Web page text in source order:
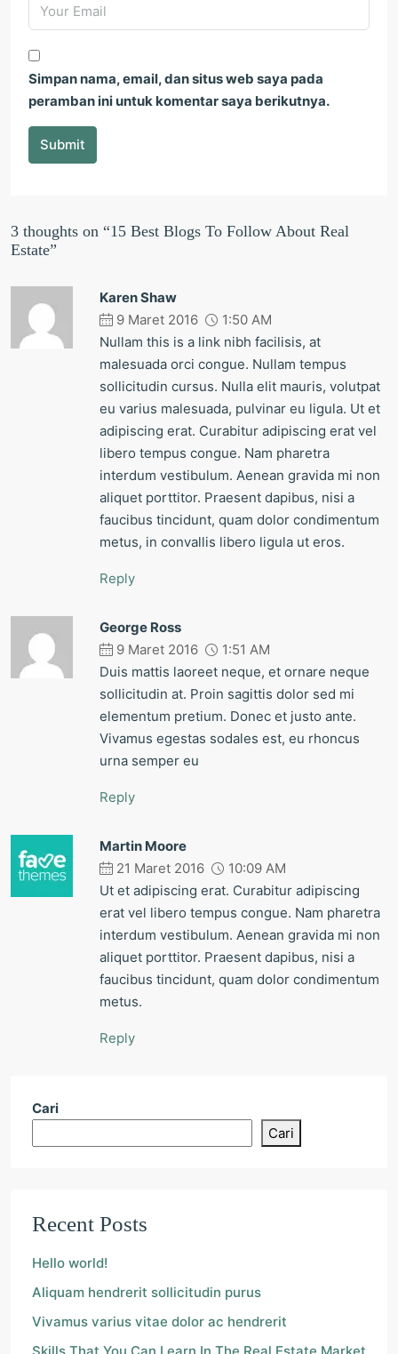
Simpan nama, email, dan situs web saya pada
peramban ini untuk komentar saya berikutnya.
Submit
3 thoughts on “15 Best Blogs To Follow About Real
Estate”
Karen Shaw
9 Maret 2016
1:50 AM
Nullam this is a link nibh facilisis, at
malesuada orci congue. Nullam tempus
sollicitudin cursus. Nulla elit mauris, volutpat
eu varius malesuada, pulvinar eu ligula. Ut et
adipiscing erat. Curabitur adipiscing erat vel
libero tempus congue. Nam pharetra
interdum vestibulum. Aenean gravida mi non
aliquet porttitor. Praesent dapibus, nisi a
faucibus tincidunt, quam dolor condimentum
metus, in convallis libero ligula ut eros.
Reply
George Ross
9 Maret 2016
1:51 AM
Duis mattis laoreet neque, et ornare neque
sollicitudin at. Proin sagittis dolor sed mi
elementum pretium. Donec et justo ante.
Vivamus egestas sodales est, eu rhoncus
urna semper eu
Reply
Martin Moore
21 Maret 2016
10:09 AM
Ut et adipiscing erat. Curabitur adipiscing
erat vel libero tempus congue. Nam pharetra
interdum vestibulum. Aenean gravida mi non
aliquet porttitor. Praesent dapibus, nisi a
faucibus tincidunt, quam dolor condimentum
metus.
Reply
Cari
Cari
Recent Posts
Hello world!
Aliquam hendrerit sollicitudin purus
Vivamus varius vitae dolor ac hendrerit